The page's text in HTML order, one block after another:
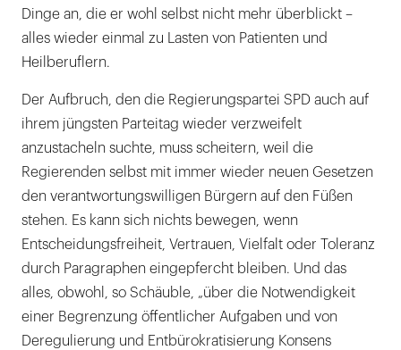
Dinge an, die er wohl selbst nicht mehr überblickt –
alles wieder einmal zu Lasten von Patienten und
Heilberuflern.
Der Aufbruch, den die Regierungspartei SPD auch auf
ihrem jüngsten Parteitag wieder verzweifelt
anzustacheln suchte, muss scheitern, weil die
Regierenden selbst mit immer wieder neuen Gesetzen
den verantwortungswilligen Bürgern auf den Füßen
stehen. Es kann sich nichts bewegen, wenn
Entscheidungsfreiheit, Vertrauen, Vielfalt oder Toleranz
durch Paragraphen eingepfercht bleiben. Und das
alles, obwohl, so Schäuble, „über die Notwendigkeit
einer Begrenzung öffentlicher Aufgaben und von
Deregulierung und Entbürokratisierung Konsens